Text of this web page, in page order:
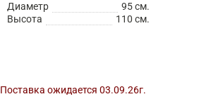
Диаметр
95 см.
Высота
110 см.
Поставка ожидается 03.09.26г.